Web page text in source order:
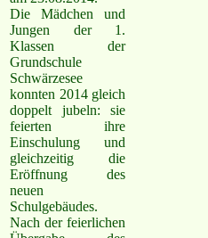
Die Mädchen und
Jungen der 1.
Klassen der
Grundschule
Schwärzesee
konnten 2014 gleich
doppelt jubeln: sie
feierten ihre
Einschulung und
gleichzeitig die
Eröffnung des
neuen
Schulgebäudes.
Nach der feierlichen